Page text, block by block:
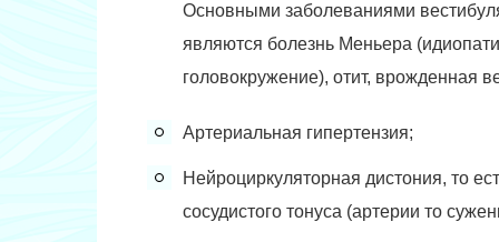
Основными заболеваниями
являются болезнь Меньера
головокружение), отит, врожденная
Артериальная гипертензия;
Нейроциркуляторная дистония, то
сосудистого тонуса (артерии то